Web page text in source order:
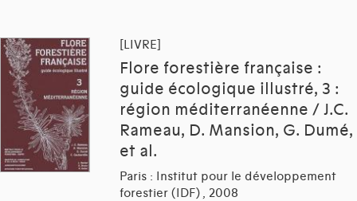
[LIVRE]
Flore forestière française :
guide écologique illustré, 3 :
région méditerranéenne / J.C.
Rameau, D. Mansion, G. Dumé,
et al.
Paris : Institut pour le développement
forestier (IDF) , 2008